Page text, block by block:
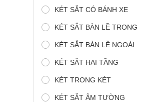
KÉT SẮT CÓ BÁNH XE
KÉT SẮT BÀN LỀ TRONG
KÉT SẮT BÀN LỀ NGOÀI
KÉT SẮT HAI TẦNG
KÉT TRONG KÉT
KÉT SẮT ÂM TƯỜNG